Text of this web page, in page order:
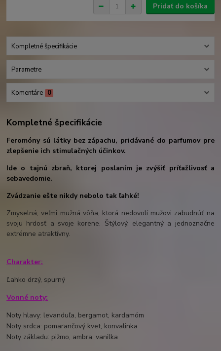
Pridať do košíka
Kompletné špecifikácie
Parametre
Komentáre 0
Kompletné špecifikácie
Feromóny sú látky bez zápachu, pridávané do parfumov pre
zlepšenie ich stimulačných účinkov.
Ide o tajnú zbraň, ktorej poslaním je zvýšiť príťažlivosť a
sebavedomie.
Zvádzanie ešte nikdy nebolo tak ľahké!
Zmyselná, veľmi mužná vôňa, ktorá nedovolí mužovi zabudnúť na
svoju hrdosť a svoje korene. Štýlový, elegantný a jednoznačne
extrémne atraktívny.
Charakter:
Ľahko drzý, spurný
Vonné noty:
Noty hlavy: levanduľa, bergamot, kardamóm
Noty srdca: pomarančový kvet, konvalinka
Noty základu: pižmo, ambra, vanilka